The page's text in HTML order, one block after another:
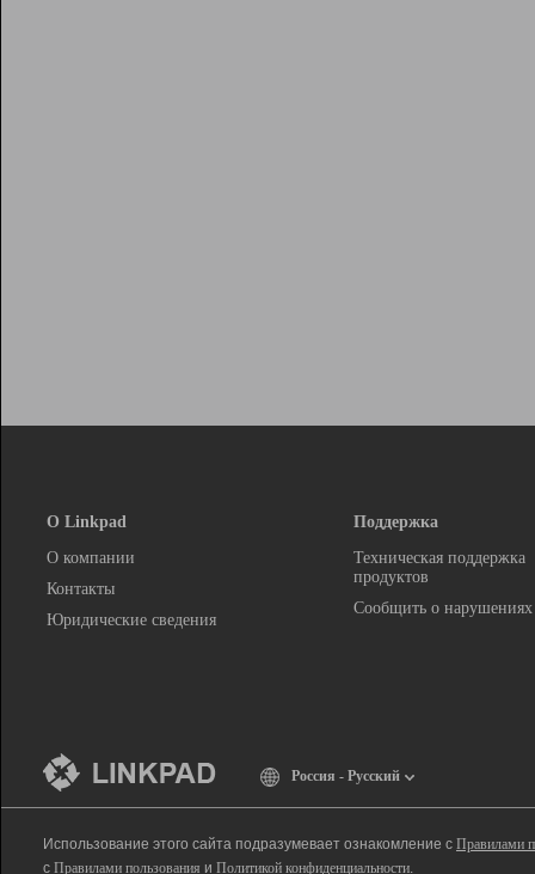
О Linkpad
О компании
Контакты
Юридические сведения
Поддержка
Техническая поддержка
продуктов
Сообщить о нарушениях
Россия - Русский
Использование этого сайта подразумевает ознакомление с Правилами
с Правилами пользования и Политикой конфиденциальности.